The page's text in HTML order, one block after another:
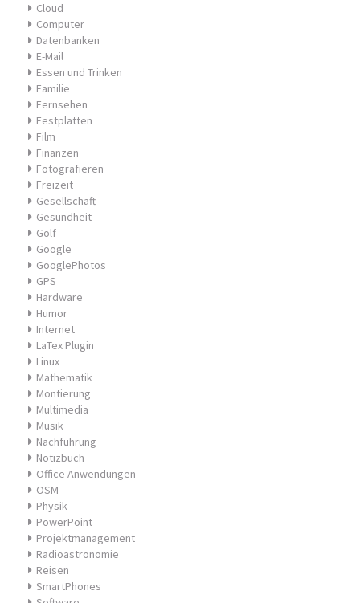
Cloud
Computer
Datenbanken
E-Mail
Essen und Trinken
Familie
Fernsehen
Festplatten
Film
Finanzen
Fotografieren
Freizeit
Gesellschaft
Gesundheit
Golf
Google
GooglePhotos
GPS
Hardware
Humor
Internet
LaTex Plugin
Linux
Mathematik
Montierung
Multimedia
Musik
Nachführung
Notizbuch
Office Anwendungen
OSM
Physik
PowerPoint
Projektmanagement
Radioastronomie
Reisen
SmartPhones